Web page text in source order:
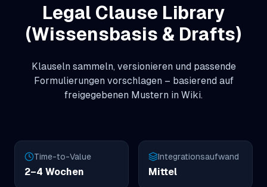
Legal Clause Library
(Wissensbasis & Drafts)
Klauseln sammeln, versionieren und passende
Formulierungen vorschlagen – basierend auf
freigegebenen Mustern in Wiki.
Time-to-Value
2–4 Wochen
Integrationsaufwand
Mittel